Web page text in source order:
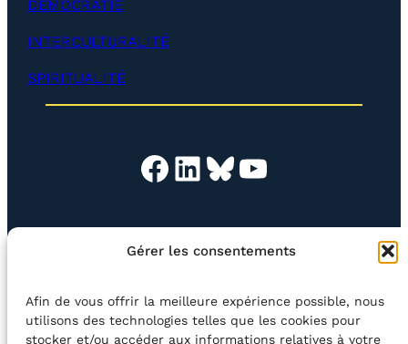
Gérer les consentements
Afin de vous offrir la meilleure expérience possible, nous
utilisons des technologies telles que les cookies pour
stocker et/ou accéder aux informations relatives à votre
o
p
e
r
)
DÉMOCRATIE
INTERCULTURALITÉ
SPIRITUALITÉ
Facebook LinkedIn Bluesky YouTube
EN QUESTION BOUTIQUE NEWSLETTER
CONTACT
Rechercher